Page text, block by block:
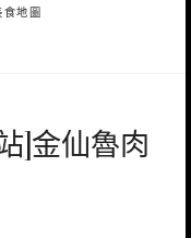
地圖
]金仙魯肉